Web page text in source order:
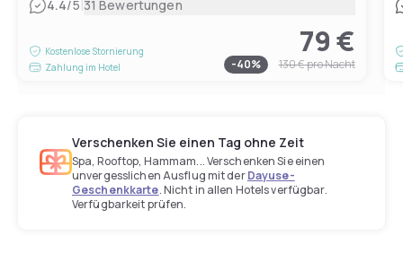
4.4/5|31 Bewertungen
Kostenlose Stornierung
Zahlung im Hotel
79 €
-40% 130 €pro Nacht
Verschenken Sie einen Tag ohne Zeit
Spa, Rooftop, Hammam... Verschenken Sie einen
unvergesslichen Ausflug mit derDayuse-
Geschenkkarte. Nicht in allen Hotels verfügbar.
Verfügbarkeit prüfen.